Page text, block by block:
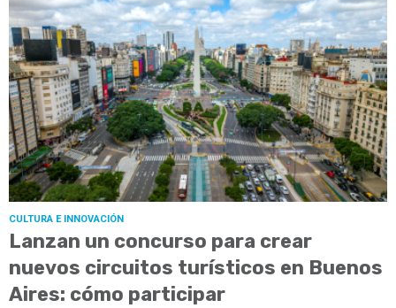
CULTURA E INNOVACIÓN
Lanzan un concurso para crear
nuevos circuitos turísticos en Buenos
Aires: cómo participar